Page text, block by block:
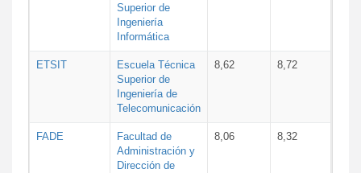
Superior de
Ingeniería
Informática
ETSIT
Escuela Técnica
Superior de
Ingeniería de
Telecomunicación
8,62 8,72
FADE
Facultad de
Administración y
Dirección de
8,06 8,32